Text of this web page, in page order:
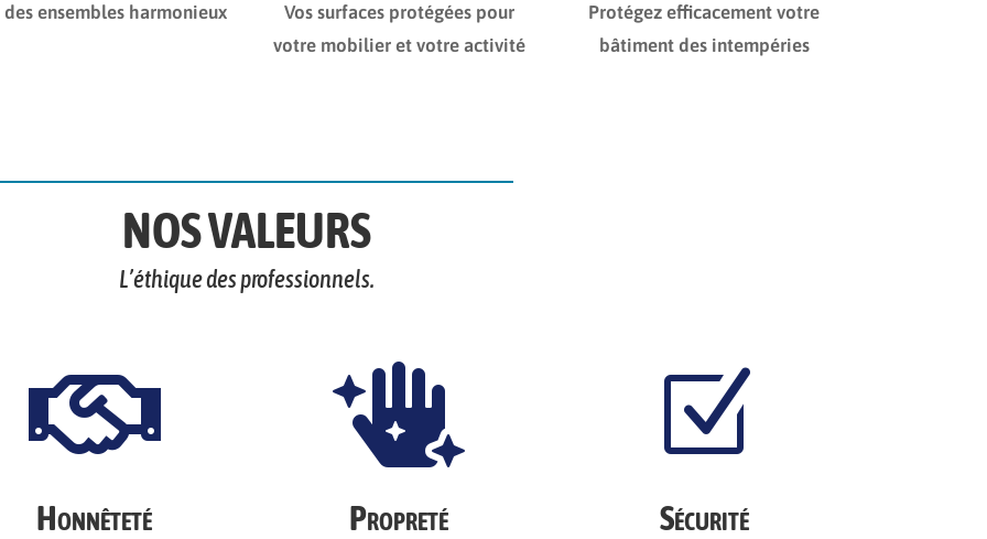
des ensembles harmonieux
Vos surfaces protégées pour
votre mobilier et votre activité
Protégez efficacement votre
bâtiment des intempéries
NOS VALEURS
L’éthique des professionnels.

Honnêteté

Propreté
Z
Sécurité